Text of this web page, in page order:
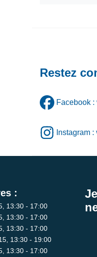
Restez
Facebook
Instagram
:
13:30 - 17:00
13:30 - 17:00
13:30 - 17:00
13:30 - 19:00
13:30 - 17:00